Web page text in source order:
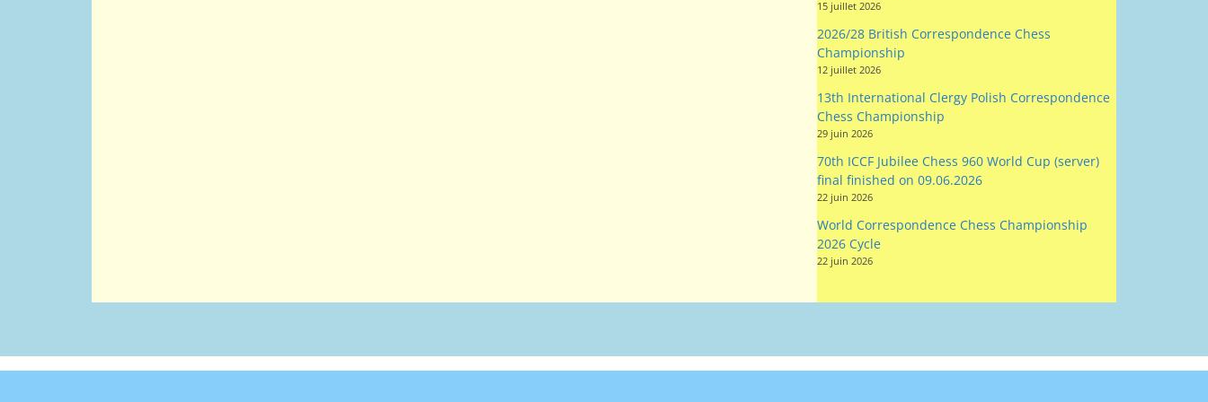
15 juillet 2026
2026/28 British Correspondence Chess
Championship
12 juillet 2026
13th International Clergy Polish Correspondence
Chess Championship
29 juin 2026
70th ICCF Jubilee Chess 960 World Cup (server)
final finished on 09.06.2026
22 juin 2026
World Correspondence Chess Championship
2026 Cycle
22 juin 2026